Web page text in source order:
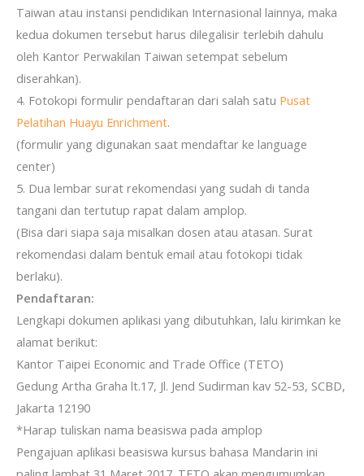
Taiwan atau instansi pendidikan Internasional lainnya, maka
kedua dokumen tersebut harus dilegalisir terlebih dahulu
oleh Kantor Perwakilan Taiwan setempat sebelum
diserahkan).
4. Fotokopi formulir pendaftaran dari salah satu Pusat
Pelatihan Huayu Enrichment.
(formulir yang digunakan saat mendaftar ke language
center)
5. Dua lembar surat rekomendasi yang sudah di tanda
tangani dan tertutup rapat dalam amplop.
(Bisa dari siapa saja misalkan dosen atau atasan. Surat
rekomendasi dalam bentuk email atau fotokopi tidak
berlaku).
Pendaftaran:
Lengkapi dokumen aplikasi yang dibutuhkan, lalu kirimkan ke
alamat berikut:
Kantor Taipei Economic and Trade Office (TETO)
Gedung Artha Graha lt.17, Jl. Jend Sudirman kav 52-53, SCBD,
Jakarta 12190
*Harap tuliskan nama beasiswa pada amplop
Pengajuan aplikasi beasiswa kursus bahasa Mandarin ini